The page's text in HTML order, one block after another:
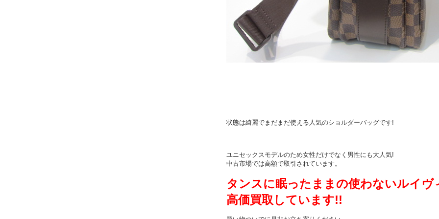
状態は綺麗でまだまだ使える人気のショルダーバッグです!
ユニセックスモデルのため女性だけでなく男性にも大人気!
中古市場では高額で取引されています。
タンスに眠ったままの使わないルイヴ
高価買取しています!!